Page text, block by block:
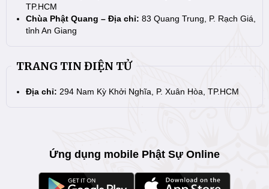
TP.HCM
Chùa Phật Quang – Địa chỉ: 83 Quang Trung, P. Rạch Giá,
tỉnh An Giang
TRANG TIN ĐIỆN TỬ
Địa chỉ: 294 Nam Kỳ Khởi Nghĩa, P. Xuân Hòa, TP.HCM
Ứng dụng mobile Phật Sự Online